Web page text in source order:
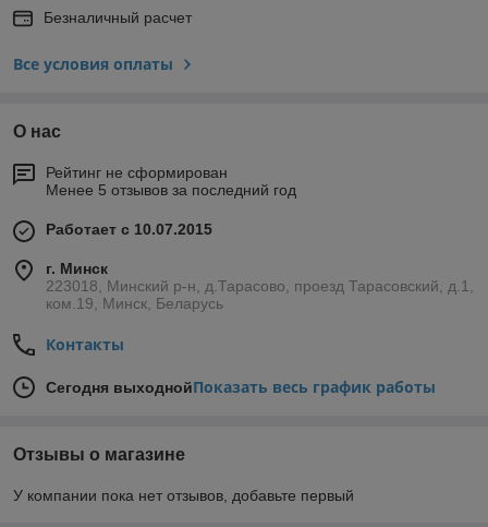
Безналичный расчет
Все условия оплаты
О нас
Рейтинг не сформирован
Менее 5 отзывов за последний год
Работает с 10.07.2015
г. Минск
223018, Минский р-н, д.Тарасово, проезд Тарасовский, д.1,
ком.19, Минск, Беларусь
Контакты
Сегодня выходнойПоказать весь график работы
Отзывы о магазине
У компании пока нет отзывов, добавьте первый